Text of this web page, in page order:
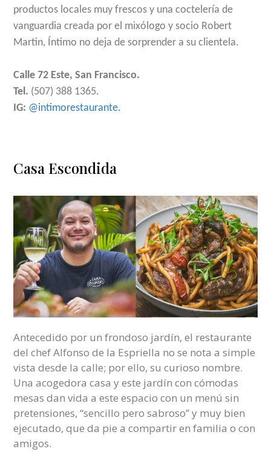
productos locales muy frescos y una coctelería de
vanguardia creada por el mixólogo y socio Robert
Martin, Íntimo no deja de sorprender a su clientela.
Calle 72 Este, San Francisco.
Tel. (507) 388 1365.
IG: @intimorestaurante.
Casa Escondida
Antecedido por un frondoso jardín, el restaurante
del chef Alfonso de la Espriella no se nota a simple
vista desde la calle; por ello, su curioso nombre.
Una acogedora casa y este jardín con cómodas
mesas dan vida a este espacio con un menú sin
pretensiones, “sencillo pero sabroso” y muy bien
ejecutado, que da pie a compartir en familia o con
amigos.